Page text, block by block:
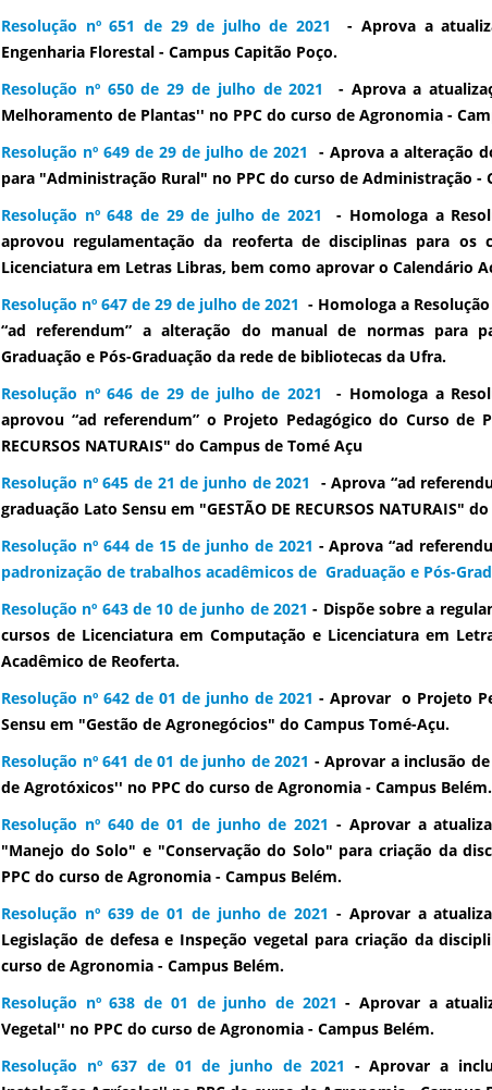
Resolução nº 651 de 29 de julho de 2021
- Aprova a
Engenharia Florestal - Campus Capitão Poço.
Resolução nº 650 de 29 de julho de 2021
- Aprova a
Melhoramento de Plantas'' no PPC do curso de Agronomia -
Resolução nº 649 de 29 de julho de 2021
- Aprova a alteração
para "Administração Rural" no PPC do curso de Administração -
Resolução nº 648 de 29 de julho de 2021
- Homologa a
aprovou regulamentação da reoferta de disciplinas para os
Licenciatura em Letras Libras, bem como aprovar o Calendário
Resolução nº 647 de 29 de julho de 2021 - Homologa a
“ad referendum” a alteração do manual de normas para
Graduação e Pós-Graduação da rede de bibliotecas da Ufra.
Resolução nº 646 de 29 de julho de 2021
- Homologa a
aprovou “ad referendum” o Projeto Pedagógico do Curso de
RECURSOS NATURAIS" do Campus de Tomé Açu
Resolução nº 645 de 21 de junho de 2021 - Aprova “ad
graduação Lato Sensu em "GESTÃO DE RECURSOS NATURAIS"
Resolução nº 644 de 15 de junho de 2021 - Aprova “ad
padronização de trabalhos acadêmicos de Graduação e Pós-
Resolução nº 643 de 10 de junho de 2021 - Dispõe sobre a
cursos de Licenciatura em Computação e Licenciatura em
Acadêmico de Reoferta.
Resolução nº 642 de 01 de junho de 2021 - Aprovar o Projeto
Sensu em "Gestão de Agronegócios" do Campus Tomé-Açu.
Resolução nº 641 de 01 de junho de 2021 - Aprovar a inclusão
de Agrotóxicos'' no PPC do curso de Agronomia - Campus Belém.
Resolução nº 640 de 01 de junho de 2021 - Aprovar a
"Manejo do Solo" e "Conservação do Solo" para criação da
PPC do curso de Agronomia - Campus Belém.
Resolução nº 639 de 01 de junho de 2021 - Aprovar a
Legislação de defesa e Inspeção vegetal para criação da
curso de Agronomia - Campus Belém.
Resolução nº 638 de 01 de junho de 2021 - Aprovar a
Vegetal'' no PPC do curso de Agronomia - Campus Belém.
Resolução nº 637 de 01 de junho de 2021 - Aprovar a